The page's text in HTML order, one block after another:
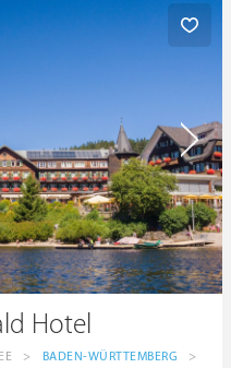
Hotel
> BADEN-WÜRTTEMBERG
>